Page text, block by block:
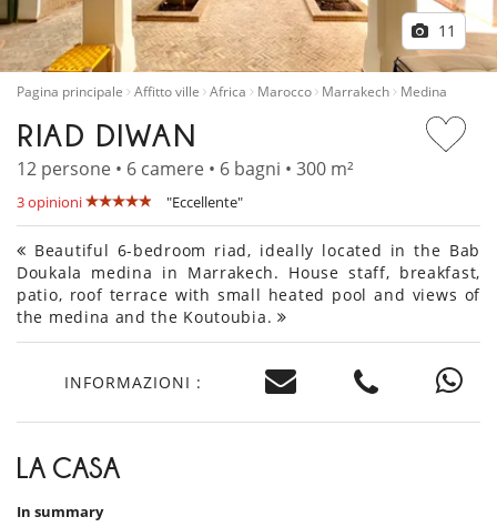
11
Pagina principale Affitto ville Africa Marocco Marrakech Medina
RIAD DIWAN
12 persone • 6 camere • 6 bagni • 300 m²
3 opinioni "Eccellente"
Beautiful 6-bedroom riad, ideally located in the Bab
Doukala medina in Marrakech. House staff, breakfast,
patio, roof terrace with small heated pool and views of
the medina and the Koutoubia.
INFORMAZIONI :
LA CASA
In summary